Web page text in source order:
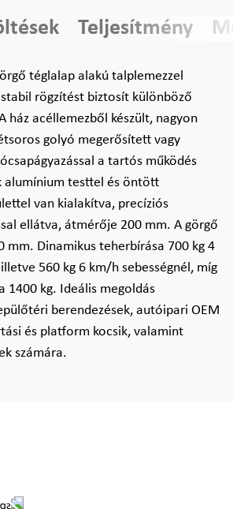
Teljesítmény
téglalap alakú talplemezzel
rögzítést biztosít különböző
ház acéllemezből készült, nagyon
golyó megerősített vagy
a tartós működés
alumínium testtel és öntött
van kialakítva, precíziós
ellátva, átmérője 200 mm. A görgő
mm. Dinamikus teherbírása 700 kg 4
560 kg 6 km/h sebességnél, míg
1400 kg. Ideális megoldás
berendezések, autóipari OEM
és platform kocsik, valamint
számára.